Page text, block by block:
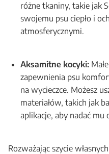
różne tkaniny, takie jak
swojemu psu ciepło i
atmosferycznymi.
Aksamitne kocyki:
zapewnienia psu
na wycieczce. Możesz
materiałów, takich jak
aplikacje, aby nadać mu
Rozważając szycie